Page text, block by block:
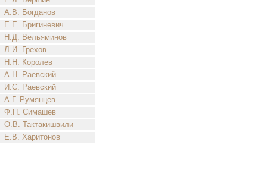
А.В. Богданов
Е.Е. Бригиневич
Н.Д. Вельяминов
Л.И. Грехов
Н.Н. Королев
А.Н. Раевский
И.С. Раевский
А.Г. Румянцев
Ф.П. Симашев
О.В. Тактакишвили
Е.В. Харитонов